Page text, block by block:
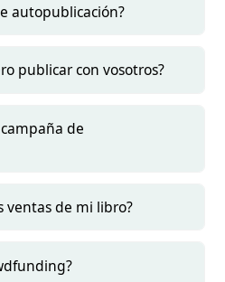
autopublicación?
publicar con vosotros?
de
ventas de mi libro?